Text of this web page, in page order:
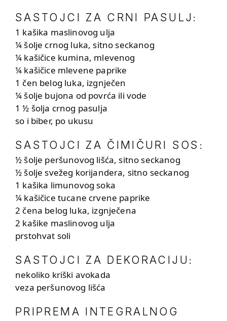
SASTOJCI ZA CRNI PASULJ :
1 kašika maslinovog ulja
¼ šolje crnog luka, sitno seckanog
¼ kašičice kumina, mlevenog
¼ kašičice mlevene paprike
1 čen belog luka, izgnječen
¼ šolje bujona od povrća ili vode
1 ½ šolja crnog pasulja
so i biber, po ukusu
SASTOJCI ZA ČIMIČURI SOS :
½ šolje peršunovog lišća, sitno seckanog
½ šolje svežeg korijandera, sitno seckanog
1 kašika limunovog soka
¼ kašičice tucane crvene paprike
2 čena belog luka, izgnječena
2 kašike maslinovog ulja
prstohvat soli
SASTOJCI ZA DEKORACIJU :
nekoliko kriški avokada
veza peršunovog lišća
PRIPREMA INTEGRALNOG